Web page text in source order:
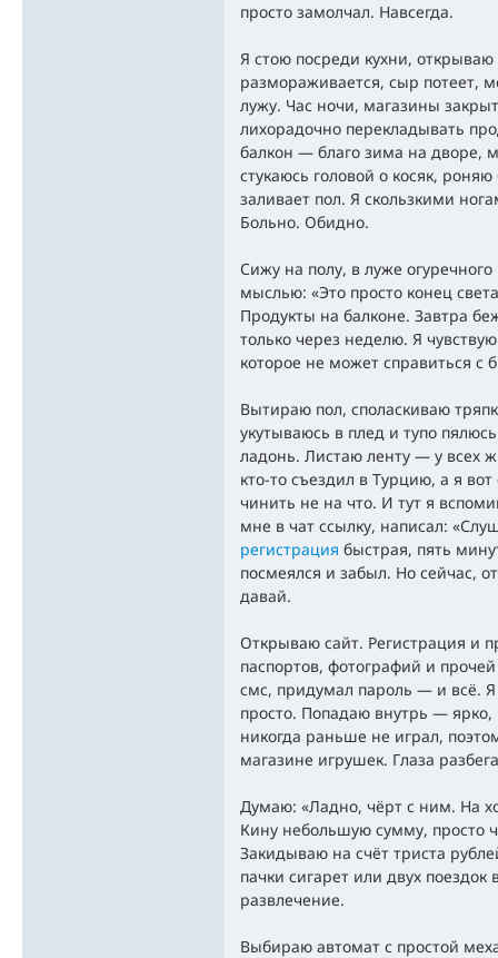
просто замолчал. Навсегда.
Я стою посреди кухни,
размораживается, сыр потеет,
лужу. Час ночи, магазины
лихорадочно перекладывать
балкон — благо зима на дворе,
стукаюсь головой о косяк,
заливает пол. Я скользкими
Больно. Обидно.
Сижу на полу, в луже
мыслью: «Это просто конец
Продукты на балконе. Завтра
только через неделю. Я
которое не может справиться с
Вытираю пол, споласкиваю
укутываюсь в плед и тупо
ладонь. Листаю ленту — у всех
кто-то съездил в Турцию, а я
чинить не на что. И тут я
мне в чат ссылку, написал:
регистрация быстрая, пять
посмеялся и забыл. Но сейчас,
давай.
Открываю сайт. Регистрация и
паспортов, фотографий и
смс, придумал пароль — и всё. Я
просто. Попадаю внутрь —
никогда раньше не играл,
магазине игрушек. Глаза
Думаю: «Ладно, чёрт с ним. На
Кину небольшую сумму, просто
Закидываю на счёт триста
пачки сигарет или двух
развлечение.
Выбираю автомат с простой